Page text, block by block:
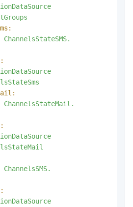
ChannelsStateSMS.
ChannelsStateMail.
ChannelsSMS.